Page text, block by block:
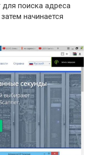
для поиска адреса
начинается